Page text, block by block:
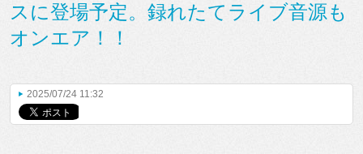
スに登場予定。録れたてライブ音源も
オンエア！！
2025/07/24 11:32